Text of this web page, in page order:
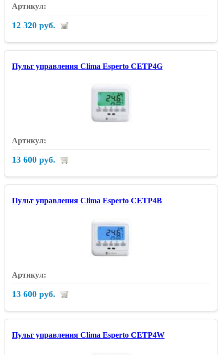
12 320 руб.
Пульт управления Clima Esperto CETP4G
13 600 руб.
Пульт управления Clima Esperto CETP4B
13 600 руб.
Пульт управления Clima Esperto CETP4W